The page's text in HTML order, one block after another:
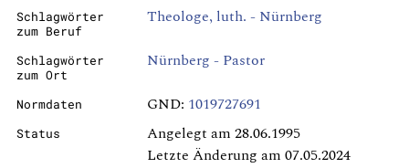
Schlagwörter
zum Beruf
Theologe, luth. - Nürnberg
Schlagwörter
zum Ort
Nürnberg - Pastor
Normdaten GND: 1019727691
Status
Angelegt am 28.06.1995
Letzte Änderung am 07.05.2024